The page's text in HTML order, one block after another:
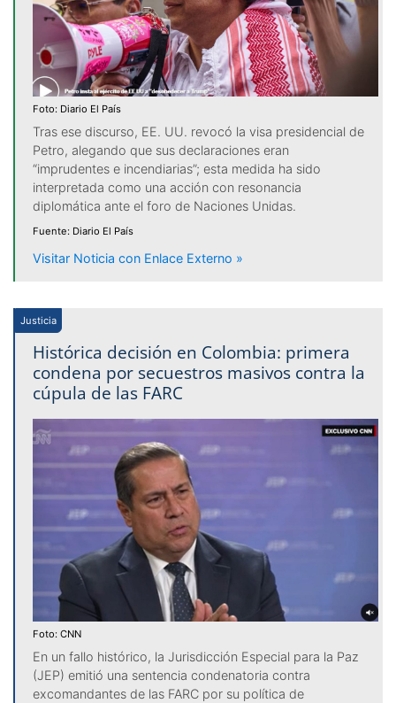
Foto: Diario El País
Tras ese discurso, EE. UU. revocó la visa presidencial de
Petro, alegando que sus declaraciones eran
“imprudentes e incendiarias”; esta medida ha sido
interpretada como una acción con resonancia
diplomática ante el foro de Naciones Unidas.
Fuente: Diario El País
Visitar Noticia con Enlace Externo »
Justicia
Histórica decisión en Colombia: primera
condena por secuestros masivos contra la
cúpula de las FARC
Foto: CNN
En un fallo histórico, la Jurisdicción Especial para la Paz
(JEP) emitió una sentencia condenatoria contra
excomandantes de las FARC por su política de